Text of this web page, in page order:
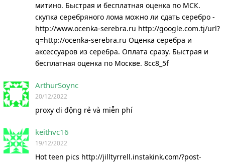
митино. Быстрая и бесплатная оценка по МСК.
скупка серебряного лома можно ли сдать серебро -
http://www.ocenka-serebra.ru http://google.com.tj/url?
q=http://ocenka-serebra.ru Оценка серебра и
аксессуаров из серебра. Оплата сразу. Быстрая и
бесплатная оценка по Москве. 8cc8_5f
ArthurSoync
20/12/2022
proxy di động rẻ và miễn phí
keithvc16
19/12/2022
Hot teen pics http://jilltyrrell.instakink.com/?post-